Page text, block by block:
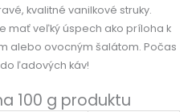
kvalitné vanilkové struky.
mať veľký úspech ako príloha k
alebo ovocným šalátom. Počas
ľadových káv!
100 g produktu